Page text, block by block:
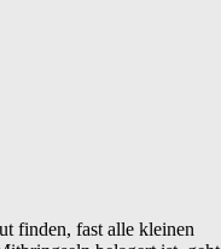
finden, fast alle kleinen